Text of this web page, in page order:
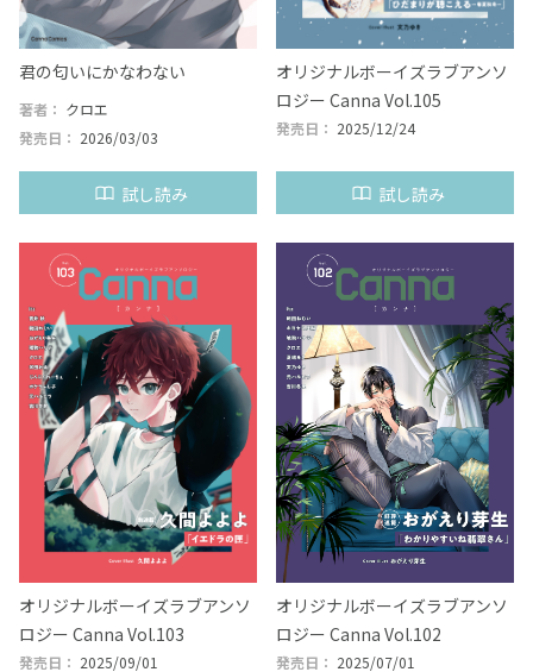
君の匂いにかなわない
著者： クロエ
発売日： 2026/03/03
試し読み
オリジナルボーイズラブアンソ
ロジー Canna Vol.105
発売日： 2025/12/24
試し読み
オリジナルボーイズラブアンソ
ロジー Canna Vol.103
発売日： 2025/09/01
オリジナルボーイズラブアンソ
ロジー Canna Vol.102
発売日： 2025/07/01